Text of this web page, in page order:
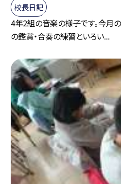
校長日記
4年2組の音楽の様子です。今月
の鑑賞・合奏の練習といろい...